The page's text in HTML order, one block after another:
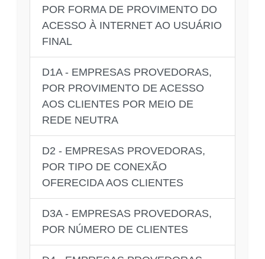
POR FORMA DE PROVIMENTO DO
ACESSO À INTERNET AO USUÁRIO
FINAL
D1A - EMPRESAS PROVEDORAS,
POR PROVIMENTO DE ACESSO
AOS CLIENTES POR MEIO DE
REDE NEUTRA
D2 - EMPRESAS PROVEDORAS,
POR TIPO DE CONEXÃO
OFERECIDA AOS CLIENTES
D3A - EMPRESAS PROVEDORAS,
POR NÚMERO DE CLIENTES